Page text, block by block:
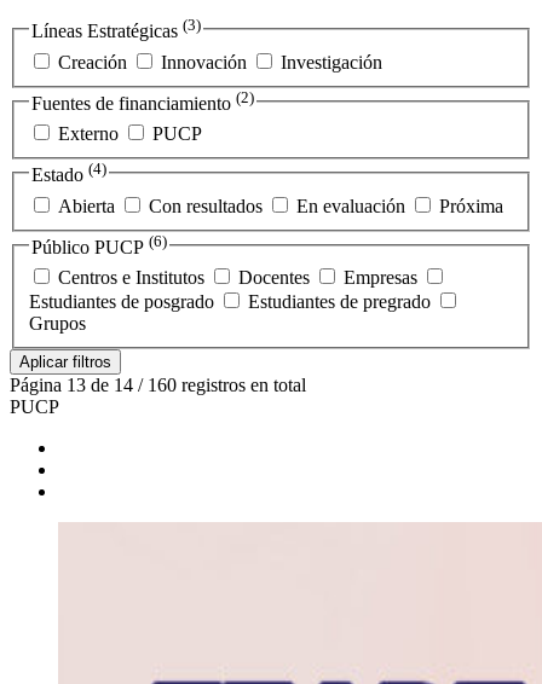
Líneas Estratégicas (3)
Creación Innovación
Investigación
Fuentes de financiamiento (2)
Externo
PUCP
Estado (4)
Abierta Con resultados En evaluación
Próxima
Público PUCP (6)
Centros e Institutos Docentes
Empresas
Estudiantes de posgrado
Estudiantes de pregrado
Grupos
Aplicar filtros
Página 13 de 14 / 160 registros en total
PUCP